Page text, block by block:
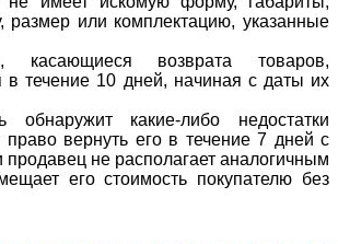
размер или комплектацию, указанные
касающиеся возврата товаров,
в течение 10 дней, начиная с даты их
обнаружит какие-либо недостатки
вернуть его в течение 7 дней с
продавец не располагает аналогичным
его стоимость покупателю без